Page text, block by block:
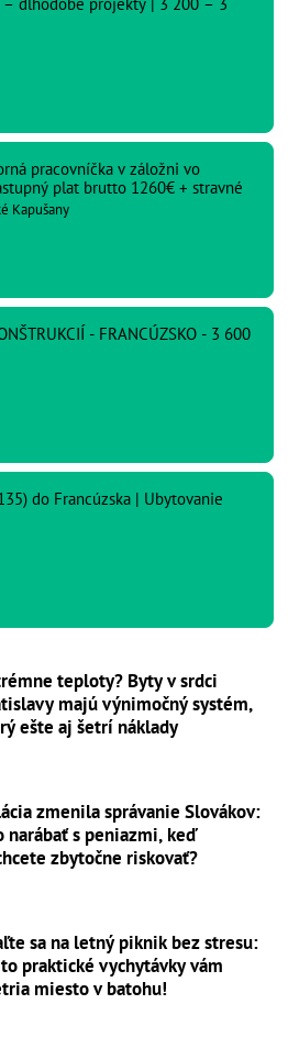
pracovníčka v záložni vo
plat brutto 1260€ + stravné
Kapušany
- FRANCÚZSKO - 3 600
do Francúzska | Ubytovanie
teploty? Byty v srdci
majú výnimočný systém,
ešte aj šetrí náklady
zmenila správanie Slovákov:
narábať s peniazmi, keď
zbytočne riskovať?
sa na letný piknik bez stresu:
praktické vychytávky vám
miesto v batohu!